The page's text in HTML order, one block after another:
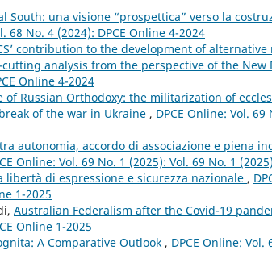
South: una visione “prospettica” verso la
68 No. 4 (2024): DPCE Online 4-2024
contribution to the development of
analysis from the perspective of the New
Online 4-2024
of Russian Orthodoxy: the militarization of
of the war in Ukraine , DPCE Online: Vol. 69
autonomia, accordo di associazione e piena
Online: Vol. 69 No. 1 (2025): Vol. 69 No. 1
libertà di espressione e sicurezza nazionale ,
1-2025
Australian Federalism after the Covid-19
Online 1-2025
A Comparative Outlook , DPCE Online: Vol.